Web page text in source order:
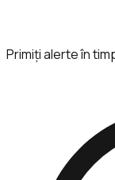
Primiți alerte în